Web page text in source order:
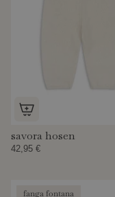
savora hosen
42,95 €
fanga fontana